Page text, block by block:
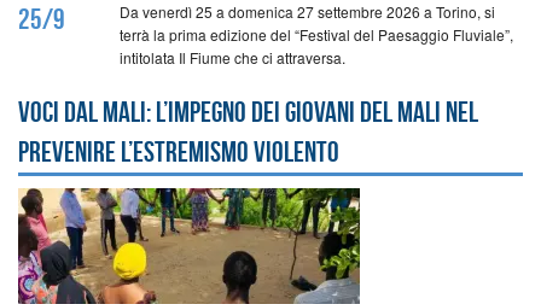
25/9
Da venerdì 25 a domenica 27 settembre 2026 a Torino, si
terrà la prima edizione del “Festival del Paesaggio Fluviale”,
intitolata Il Fiume che ci attraversa.
Voci dal Mali: l’impegno dei giovani del Mali nel
prevenire l’estremismo violento